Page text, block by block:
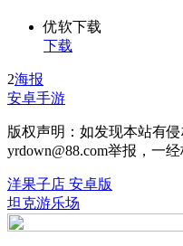
优软下载
下载
2海报
安卓手游
版权声明：如发现本站有
yrdown@88.com举报，一
洋果子店 安卓版
坦克游乐场